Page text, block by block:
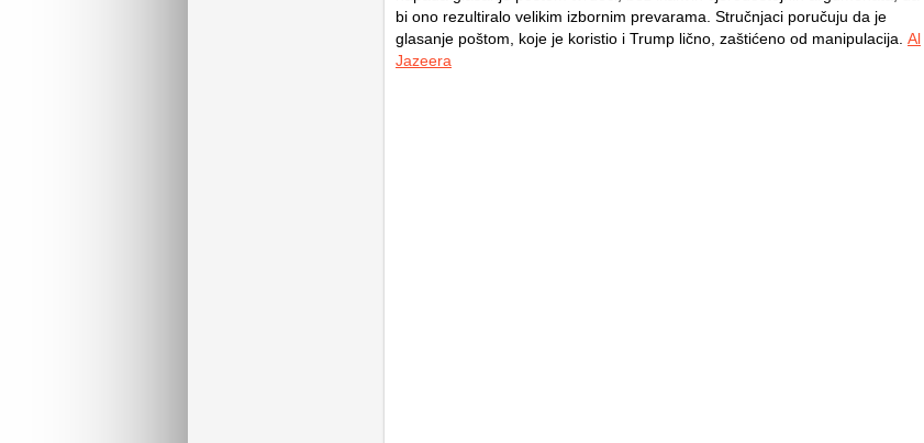
bi ono rezultiralo velikim izbornim prevarama. Stručnjaci poručuju da je
glasanje poštom, koje je koristio i Trump lično, zaštićeno od manipulacija. Al
Jazeera